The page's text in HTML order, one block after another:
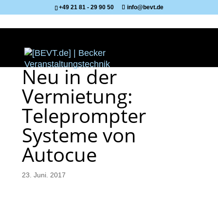
+49 21 81 - 29 90 50 info@bevt.de
Neu in der
Vermietung:
Teleprompter
Systeme von
Autocue
23. Juni. 2017